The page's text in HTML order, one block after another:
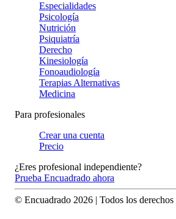
Especialidades
Psicología
Nutrición
Psiquiatría
Derecho
Kinesiología
Fonoaudiología
Terapias Alternativas
Medicina
Para profesionales
Crear una cuenta
Precio
¿Eres profesional independiente?
Prueba Encuadrado ahora
© Encuadrado 2026 | Todos los derechos